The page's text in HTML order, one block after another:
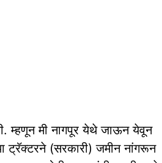
म्हणून मी नागपूर येथे जाऊन येवून
ट्रॅक्टरने (सरकारी) जमीन नांगरून